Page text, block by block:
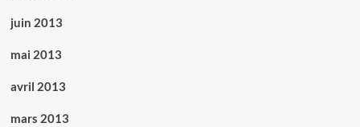
juin 2013
mai 2013
avril 2013
mars 2013